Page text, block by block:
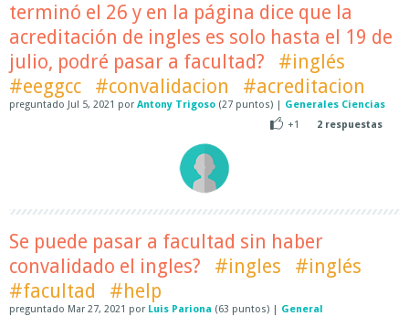
terminó el 26 y en la página dice que la
acreditación de ingles es solo hasta el 19 de
julio, podré pasar a facultad?
#inglés
#eeggcc
#convalidacion #acreditacion
preguntado Jul 5, 2021 por Antony Trigoso (27 puntos) | Generales Ciencias
+1
2 respuestas
Se puede pasar a facultad sin haber
convalidado el ingles?
#ingles
#inglés
#facultad
#help
preguntado Mar 27, 2021 por Luis Pariona (63 puntos) | General